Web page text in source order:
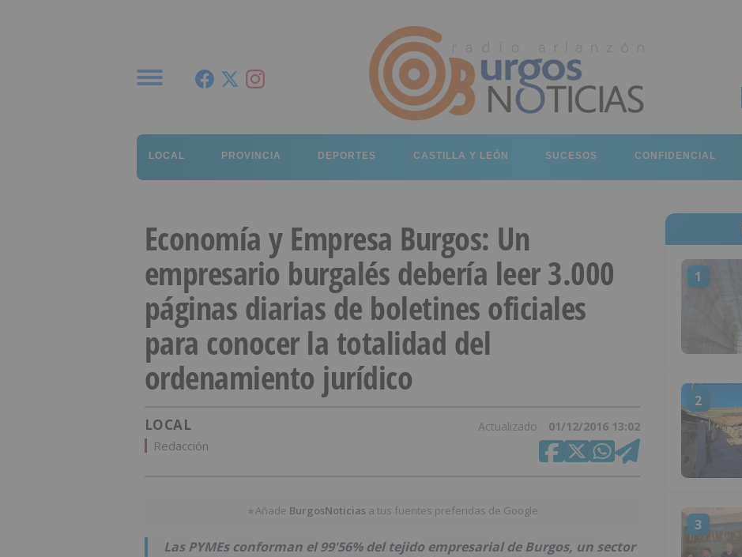
LOCAL PROVINCIA DEPORTES CASTILLA Y LEÓN SUCESOS CONFIDENCIAL
Economía y Empresa Burgos: Un
empresario burgalés debería leer 3.000
páginas diarias de boletines oficiales
para conocer la totalidad del
ordenamiento jurídico
LOCAL Actualizado 01/12/2016 13:02
Redacción
★Añade BurgosNoticias a tus fuentes preferidas de Google
Las PYMEs conforman el 99'56% del tejido empresarial de Burgos, un sector
1
2
3